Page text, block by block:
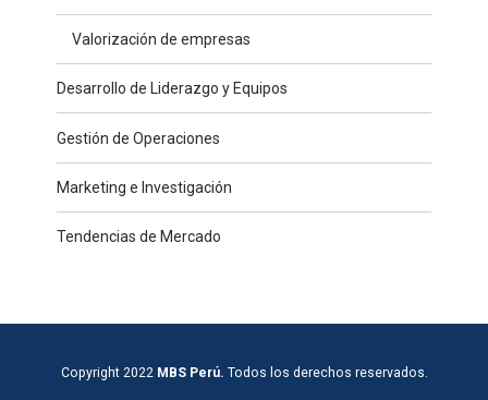
Valorización de empresas
Desarrollo de Liderazgo y Equipos
Gestión de Operaciones
Marketing e Investigación
Tendencias de Mercado
Copyright 2022 MBS Perú. Todos los derechos reservados.